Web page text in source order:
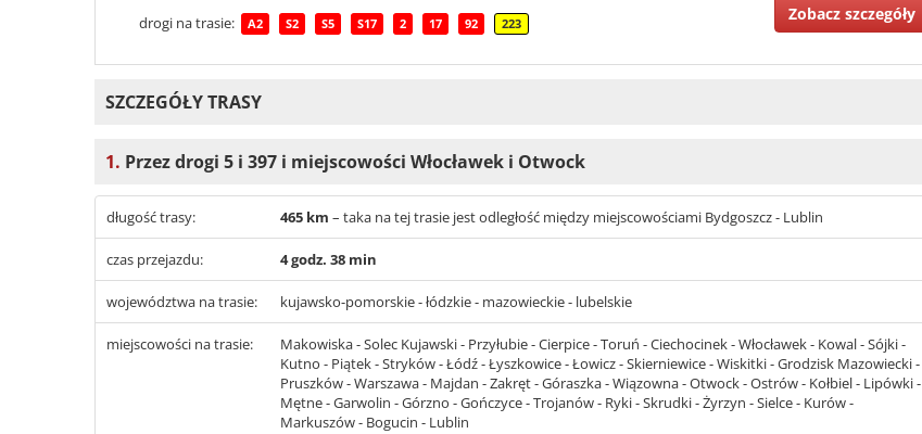
drogi na trasie: A2 S2 S5 S17 2 17 92 223
Zobacz szczegóły
SZCZEGÓŁY TRASY
1. Przez drogi 5 i 397 i miejscowości Włocławek i Otwock
długość trasy: 465 km – taka na tej trasie jest odległość między miejscowościami Bydgoszcz - Lublin
czas przejazdu: 4 godz. 38 min
województwa na trasie: kujawsko-pomorskie - łódzkie - mazowieckie - lubelskie
miejscowości na trasie:
Makowiska - Solec Kujawski - Przyłubie - Cierpice - Toruń - Ciechocinek - Włocławek - Kowal - Sójki -
Kutno - Piątek - Stryków - Łódź - Łyszkowice - Łowicz - Skierniewice - Wiskitki - Grodzisk Mazowiecki -
Pruszków - Warszawa - Majdan - Zakręt - Góraszka - Wiązowna - Otwock - Ostrów - Kołbiel - Lipówki -
Mętne - Garwolin - Górzno - Gończyce - Trojanów - Ryki - Skrudki - Żyrzyn - Sielce - Kurów -
Markuszów - Bogucin - Lublin